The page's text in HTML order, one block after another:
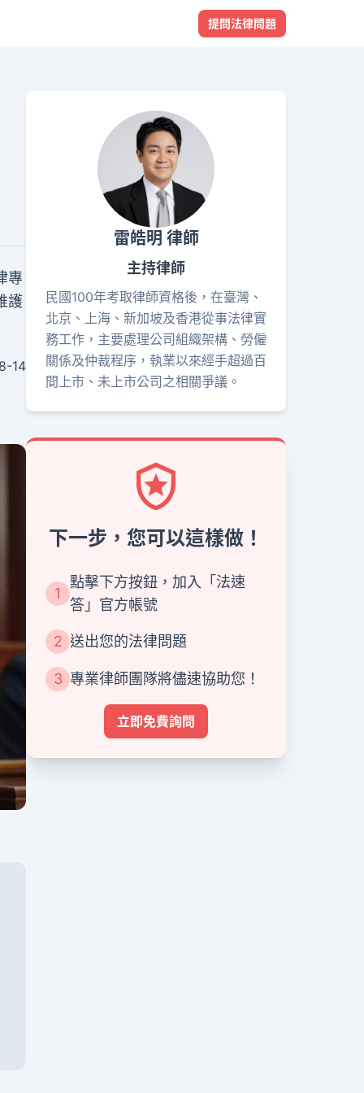
提問法律問題
專
護
14
雷皓明 律師
主持律師
民國100年考取律師資格後，在臺灣、
北京、上海、新加坡及香港從事法律實
務工作，主要處理公司組織架構、勞僱
關係及仲裁程序，執業以來經手超過百
間上市、未上市公司之相關爭議。
下一步，您可以這樣做！
1
點擊下方按鈕，加入「法速
答」官方帳號
2 送出您的法律問題
3 專業律師團隊將儘速協助您！
立即免費詢問